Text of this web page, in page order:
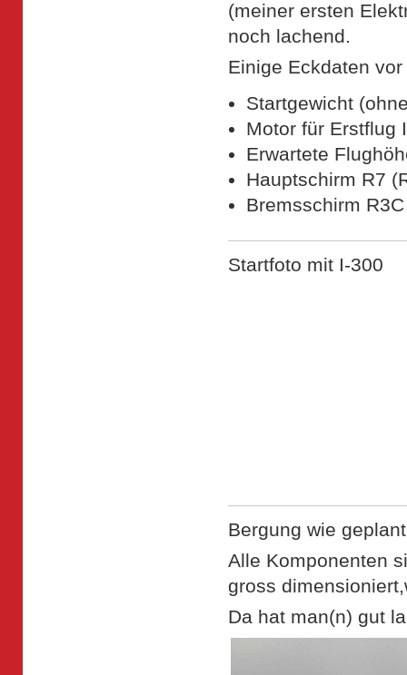
(meiner ersten
noch lachend.
Einige Eckdaten
Startgewicht
Motor für Erstflug
Erwartete
Hauptschirm R7
Bremsschirm
Startfoto mit I-300
Bergung wie
Alle Komponenten
gross
Da hat man(n) gut